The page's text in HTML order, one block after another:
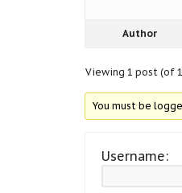
Author
Viewing 1 post (of
You must be
Username: